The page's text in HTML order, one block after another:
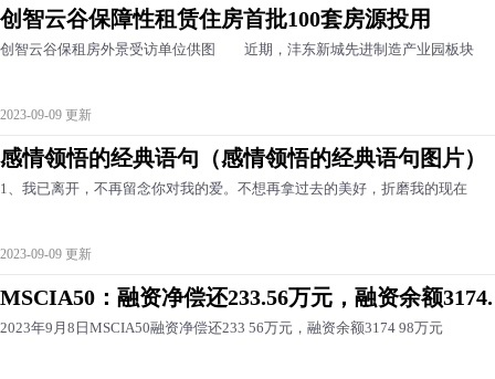
创智云谷保障性租赁住房首批100套房源投用
创智云谷保租房外景受访单位供图 近期，沣东新城先进制造产业园板块
2023-09-09 更新
感情领悟的经典语句（感情领悟的经典语句图片）
1、我已离开，不再留念你对我的爱。不想再拿过去的美好，折磨我的现在
2023-09-09 更新
MSCIA50：融资净偿还233.56万元，融资余额3174.
2023年9月8日MSCIA50融资净偿还233 56万元，融资余额3174 98万元